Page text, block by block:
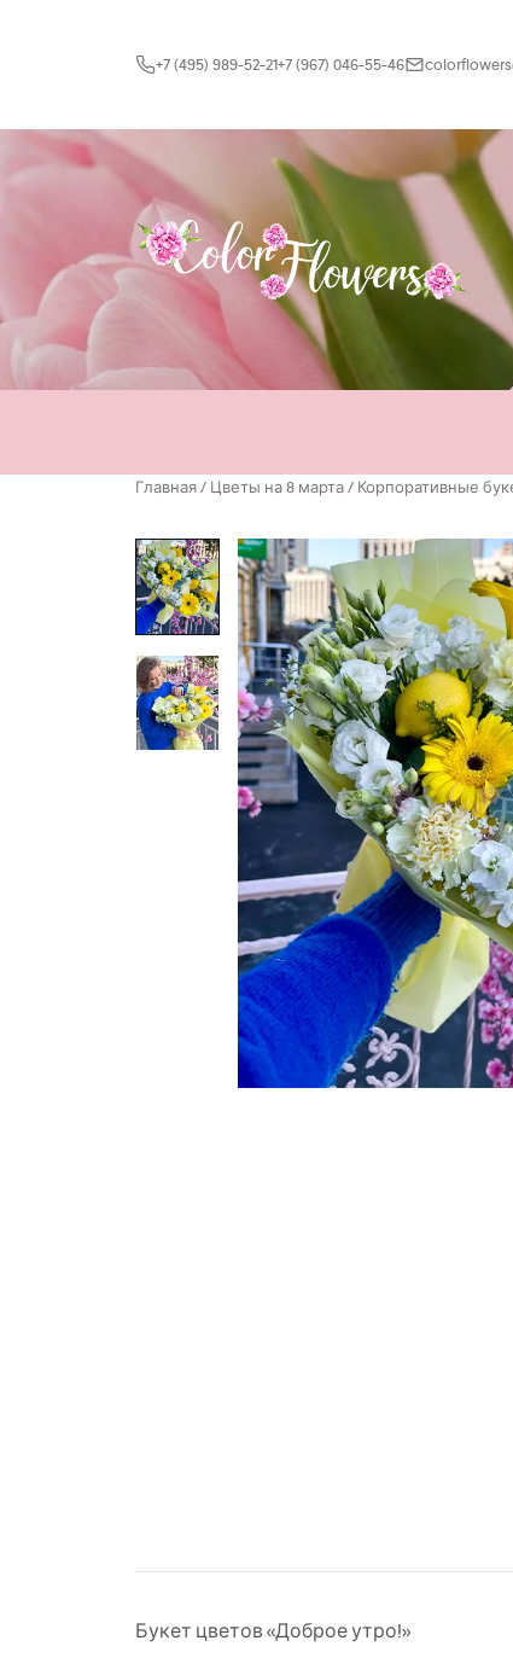
+7 (495) 989-52-21+7 (967) 046-55-46
Главная/ Цветы на 8 марта/ Корпоративные
Букет цветов «Доброе утро!»